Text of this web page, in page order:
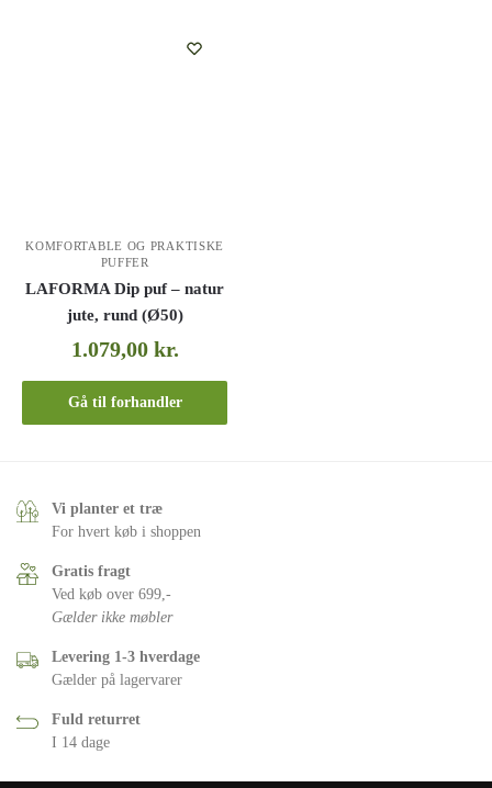
KOMFORTABLE OG PRAKTISKE
PUFFER
LAFORMA Dip puf – natur
jute, rund (Ø50)
1.079,00 kr.
Gå til forhandler
Vi planter et træ
For hvert køb i shoppen
Gratis fragt
Ved køb over 699,-
Gælder ikke møbler
Levering 1-3 hverdage
Gælder på lagervarer
Fuld returret
I 14 dage